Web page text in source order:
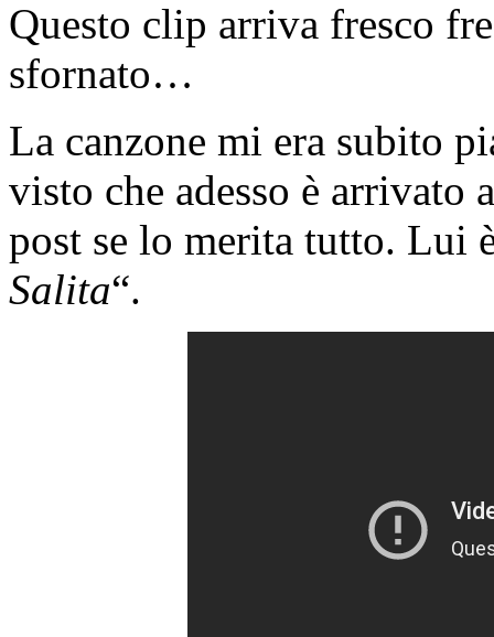
Questo clip arriva fresco
sfornato…
La canzone mi era subito
visto che adesso è
post se lo merita tutto. Lui
Salita“.